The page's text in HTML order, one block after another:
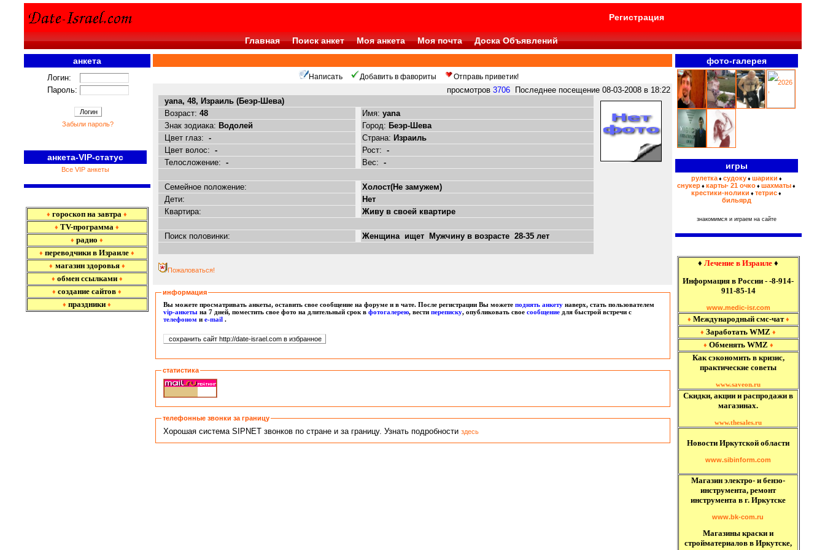
Регистрация
Главная Поиск анкет Моя анкета Моя почта Доска Объявлений
анкета
Логин:
Пароль:
Забыли пароль?
анкета-VIP-статус
Все VIP анкеты
♦ гороскоп на завтра ♦
♦ TV-программа ♦
♦ радио ♦
♦ переводчики в Израиле ♦
♦ магазин здоровья ♦
♦ обмен ссылками ♦
♦ создание сайтов ♦
♦ праздники ♦
Написать Добавить в фавориты Отправь приветик!
просмотров 3706 Последнее посещение 08-03-2008 в 18:22
yana, 48, Израиль (Беэр-Шева)
Возраст: 48 Имя: yana
Знак зодиака: Водолей Город: Беэр-Шева
Цвет глаз: - Страна: Израиль
Цвет волос: - Рост: -
Телосложение: - Вес: -
Семейное положение:
Холост(Не замужем)
Дети:
Нет
Квартира:
Живу в своей квартире
Поиск половинки: Женщина ищет Мужчину в возрасте 28-35 лет
Пожаловаться!
информация
Вы можете просматривать анкеты, оставить свое сообщение на форуме и в чате. После регистрации Вы можетеподнять анкету наверх, стать пользователем
vip-анкетына 7 дней, поместить свое фото на длительный срок вфотогалерею, вестипереписку, опубликовать своесообщение для быстрой встречи с
телефоном иe-mail.
статистика
телефонные звонки за границу
Хорошая система SIPNET звонков по стране и за границу. Узнать подробностиздесь
фото-галерея
игры
рулетка♦ судоку♦ шарики ♦
снукер ♦ карты- 21 очко ♦ шахматы ♦
крестики-нолики ♦ тетрис ♦
бильярд
знакомимся и играем на сайте
♦ Лечение в Израиле ♦
Информация в России - -8-914-
911-85-14
www.medic-isr.com
♦ Международный смс-чат♦
♦ Заработать WMZ ♦
♦ Обменять WMZ ♦
Как сэкономить в кризис,
практические советы
www.saveon.ru
Скидки, акции и распродажи в
магазинах.
www.thesales.ru
Новости Иркутской области
www.sibinform.com
Магазин электро- и бензо-
инструмента, ремонт
инструмента в г. Иркутске
www.bk-com.ru
Магазины краски и
стройматериалов в Иркутске,